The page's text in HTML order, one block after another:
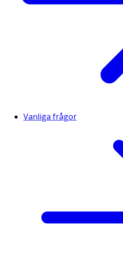
Vanliga frågor